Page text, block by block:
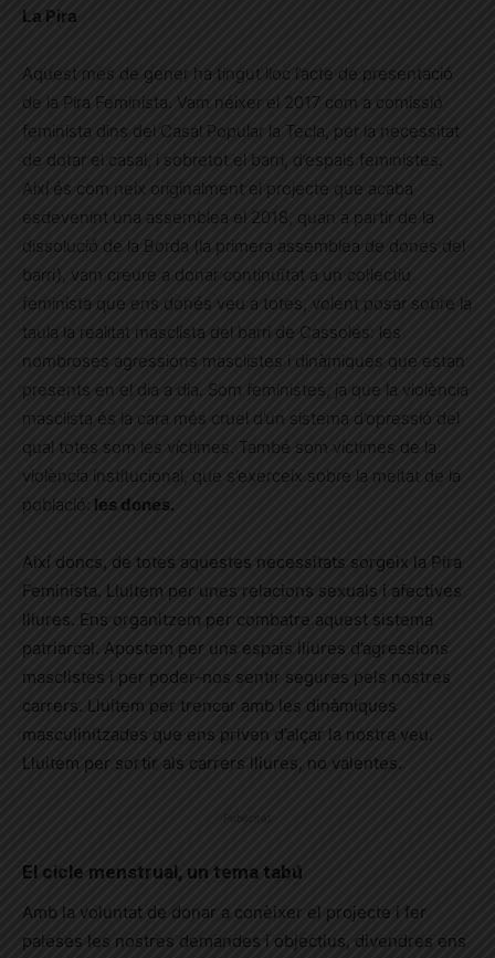
La Pira
Aquest mes de gener ha tingut lloc l’acte de presentació
de la Pira Feminista. Vam néixer el 2017 com a comissió
feminista dins del Casal Popular la Tecla, per la necessitat
de dotar el casal, i sobretot el barri, d’espais feministes.
Així és com neix originalment el projecte que acaba
esdevenint una assemblea el 2018, quan a partir de la
dissolució de la Borda (la primera assemblea de dones del
barri), vam creure a donar continuïtat a un col·lectiu
feminista que ens donés veu a totes, volent posar sobre la
taula la realitat masclista del barri de Cassoles: les
nombroses agressions masclistes i dinàmiques que estan
presents en el dia a dia. Som feministes, ja que la violència
masclista és la cara més cruel d’un sistema d’opressió del
qual totes som les víctimes. També som víctimes de la
violència institucional, que s’exerceix sobre la meitat de la
població: les dones.
Així doncs, de totes aquestes necessitats sorgeix la Pira
Feminista. Lluitem per unes relacions sexuals i afectives
lliures. Ens organitzem per combatre aquest sistema
patriarcal. Apostem per uns espais lliures d’agressions
masclistes i per poder-nos sentir segures pels nostres
carrers. Lluitem per trencar amb les dinàmiques
masculinitzades que ens priven d’alçar la nostra veu.
Lluitem per sortir als carrers lliures, no valentes.
El cicle menstrual, un tema tabú
Amb la voluntat de donar a conèixer el projecte i fer
paleses les nostres demandes i objectius, divendres ens